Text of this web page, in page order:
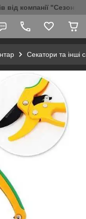
від компанії "Сезон
Секатори та інші